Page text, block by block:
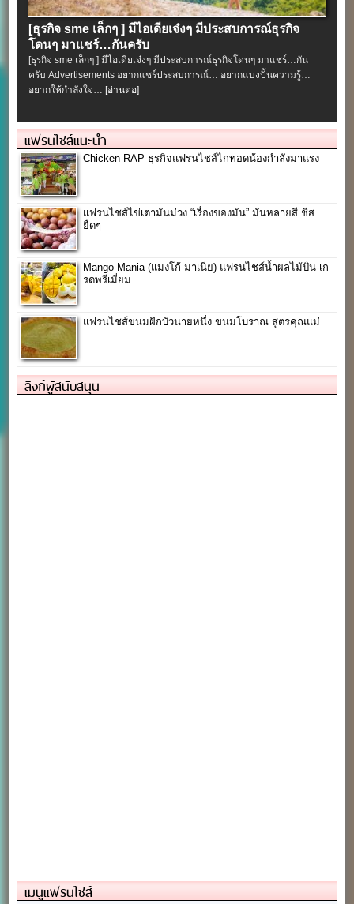
[ธุรกิจ sme เล็กๆ ] มีไอเดียเจ๋งๆ มีประสบการณ์ธุรกิจ
โดนๆ มาแชร์…กันครับ
[ธุรกิจ sme เล็กๆ ] มีไอเดียเจ๋งๆ มีประสบการณ์ธุรกิจโดนๆ มาแชร์…กัน
ครับ Advertisements อยากแชร์ประสบการณ์… อยากแบ่งปั้นความรู้…
อยากให้กำลังใจ…[อ่านต่อ]
แฟรนไชส์แนะนำ
Chicken RAP ธุรกิจแฟรนไชส์ไก่ทอดน้องกำลังมาแรง
แฟรนไชส์ไข่เต่ามันม่วง “เรื่องของมัน” มันหลายสี ชีส
ยืดๆ
Mango Mania (แมงโก้ มาเนีย) แฟรนไชส์น้ำผลไม้ปั่น-เก
รดพรีเมี่ยม
แฟรนไชส์ขนมฝักบัวนายหนึ่ง ขนมโบราณ สูตรคุณแม่
ลิงก์ผู้สนับสนุน
เมนูแฟรนไชส์